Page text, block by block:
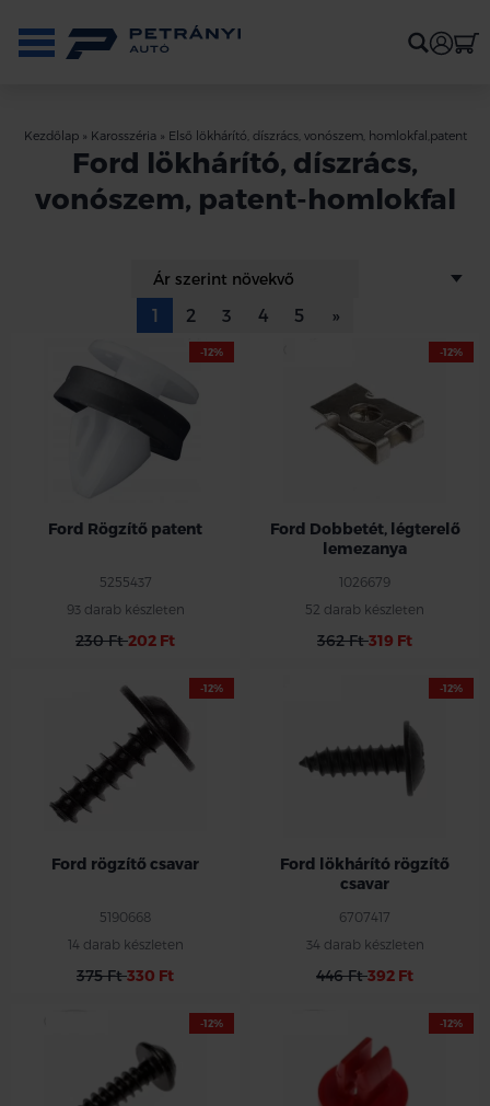
Kezdőlap» Karosszéria» Első lökhárító, díszrács, vonószem, homlokfal,patent
Ford lökhárító, díszrács,
vonószem, patent-homlokfal
1 2 3 4 5 »
-12%
Ford Rögzítő patent
5255437
93 darab készleten
230 Ft202 Ft
-12%
Ford Dobbetét, légterelő
lemezanya
1026679
52 darab készleten
362 Ft319 Ft
-12%
Ford rögzítő csavar
5190668
14 darab készleten
375 Ft330 Ft
-12%
Ford lökhárító rögzítő
csavar
6707417
34 darab készleten
446 Ft392 Ft
-12% -12%